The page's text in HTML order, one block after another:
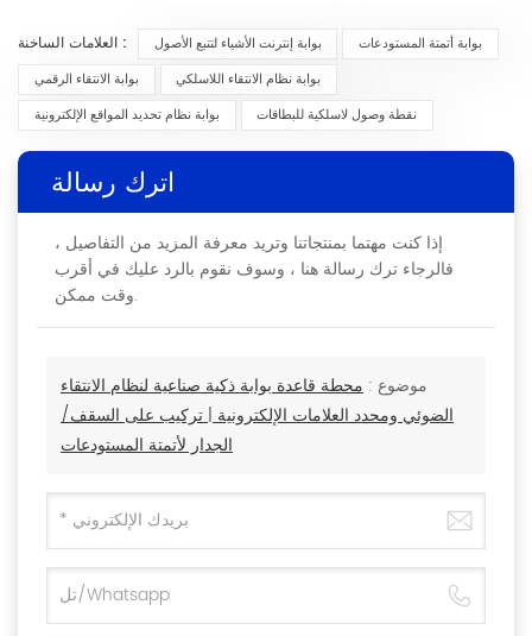
العلامات الساخنة : بوابة إنترنت الأشياء لتتبع الأصول
بوابة أتمتة المستودعات
بوابة الانتقاء الرقمي
بوابة نظام الانتقاء اللاسلكي
بوابة نظام تحديد المواقع الإلكترونية
نقطة وصول لاسلكية للبطاقات
اترك رسالة
إذا كنت مهتما بمنتجاتنا وتريد معرفة المزيد من التفاصيل ،
فالرجاء ترك رسالة هنا ، وسوف نقوم بالرد عليك في أقرب
وقت ممكن.
موضوع : محطة قاعدة بوابة ذكية صناعية لنظام الانتقاء
الضوئي ومحدد العلامات الإلكترونية | تركيب على السقف/
الجدار لأتمتة المستودعات